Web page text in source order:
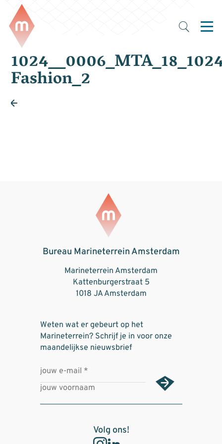
Fashion_2
Bureau Marineterrein Amsterdam
Marineterrein Amsterdam
Kattenburgerstraat 5
1018 JA Amsterdam
Weten wat er gebeurt op het
Marineterrein? Schrijf je in voor onze
maandelijkse nieuwsbrief
Volg ons!